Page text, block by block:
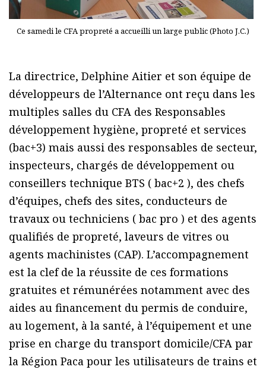
Ce samedi le CFA propreté a accueilli un large public (Photo J.C.)
La directrice, Delphine Aitier et son équipe de
développeurs de l’Alternance ont reçu dans les
multiples salles du CFA des Responsables
développement hygiène, propreté et services
(bac+3) mais aussi des responsables de secteur,
inspecteurs, chargés de développement ou
conseillers technique BTS ( bac+2 ), des chefs
d’équipes, chefs des sites, conducteurs de
travaux ou techniciens ( bac pro ) et des agents
qualifiés de propreté, laveurs de vitres ou
agents machinistes (CAP). L’accompagnement
est la clef de la réussite de ces formations
gratuites et rémunérées notamment avec des
aides au financement du permis de conduire,
au logement, à la santé, à l’équipement et une
prise en charge du transport domicile/CFA par
la Région Paca pour les utilisateurs de trains et